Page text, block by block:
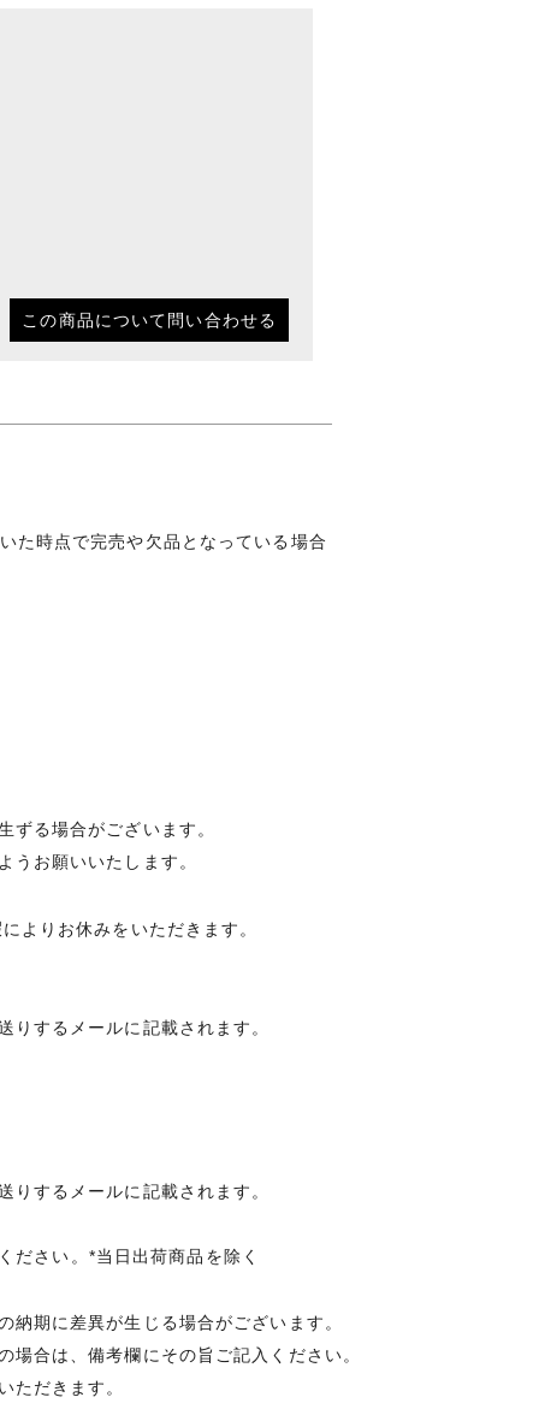
この商品について問い合わせる
た時点で完売や欠品となっている場合
ずる場合がございます。
うお願いいたします。
よりお休みをいただきます。
するメールに記載されます。
するメールに記載されます。
さい。*当日出荷商品を除く
期に差異が生じる場合がございます。
合は、備考欄にその旨ご記入ください。
ただきます。